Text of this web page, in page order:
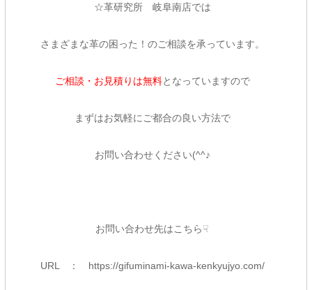
☆革研究所 岐阜南店では
さまざまな革の困った！のご相談を承っています。
ご相談・お見積りは無料となっていますので
まずはお気軽にご都合の良い方法で
お問い合わせください(^^♪
お問い合わせ先はこちら☟
URL ： https://gifuminami-kawa-kenkyujyo.com/